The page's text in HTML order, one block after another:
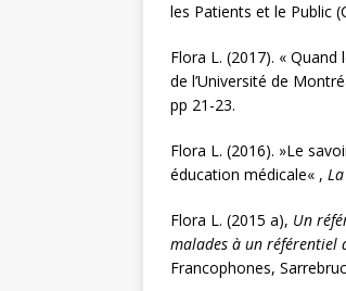
les Patients et le Public
Flora L. (2017). «
de l’Université de
pp 21-23.
Flora L. (2016). »Le
éducation médicale« ,
Flora L. (2015 a), Un
malades à un référentiel
Francophones,